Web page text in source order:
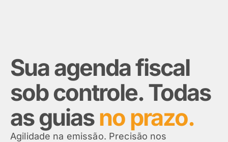
Sua agenda fiscal
sob controle. Todas
as guiasno prazo.
Agilidade na emissão. Precisão nos